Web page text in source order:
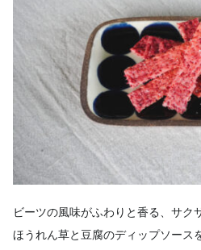
ビーツの風味がふわりと香る、サク
ほうれん草と豆腐のディップソース